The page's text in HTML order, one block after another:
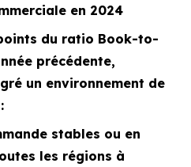
en 2024
du ratio Book-to-
précédente,
un environnement de
stables ou en
les régions à